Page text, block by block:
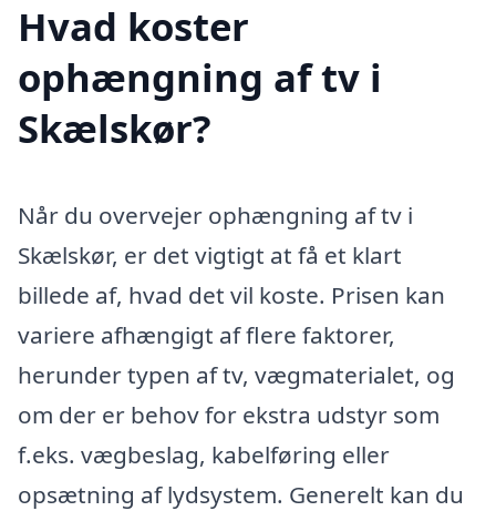
Hvad koster
ophængning af tv i
Skælskør?
Når du overvejer ophængning af tv i
Skælskør, er det vigtigt at få et klart
billede af, hvad det vil koste. Prisen kan
variere afhængigt af flere faktorer,
herunder typen af tv, vægmaterialet, og
om der er behov for ekstra udstyr som
f.eks. vægbeslag, kabelføring eller
opsætning af lydsystem. Generelt kan du